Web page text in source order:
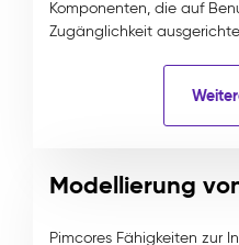
Komponenten, die auf
Zugänglichkeit
Modellierung
Pimcores Fähigkeiten zur